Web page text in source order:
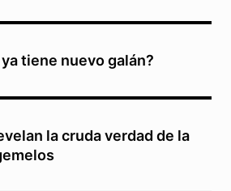
tiene nuevo galán?
la cruda verdad de la